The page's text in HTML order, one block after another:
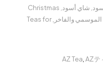
شاي أسود Christmas
والفاخر Teas for
AZ Tea AZテ